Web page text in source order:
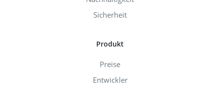
Sicherheit
Produkt
Preise
Entwickler